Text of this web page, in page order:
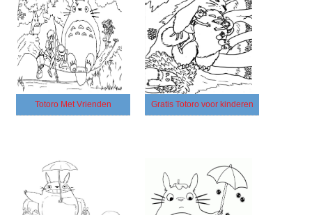
Totoro Met Vrienden Gratis Totoro voor kinderen